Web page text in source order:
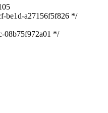
be1d-a27156f5f826 */
08b75f972a01 */